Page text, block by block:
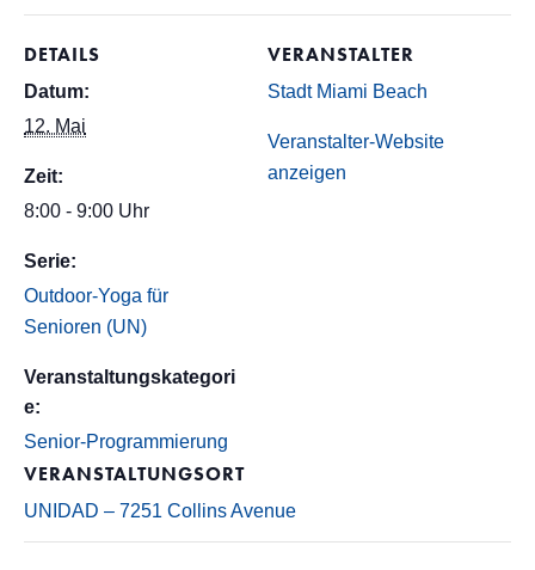
DETAILS
Datum:
12. Mai
Zeit:
8:00 - 9:00 Uhr
Serie:
Outdoor-Yoga für
Senioren (UN)
Veranstaltungskategori
e:
Senior-Programmierung
VERANSTALTUNGSORT
UNIDAD – 7251 Collins Avenue
VERANSTALTER
Stadt Miami Beach
Veranstalter-Website
anzeigen